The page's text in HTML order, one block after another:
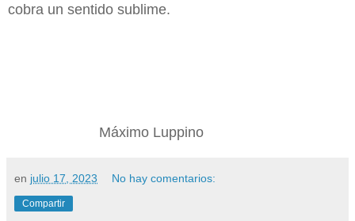
cobra un sentido sublime.
Máximo Luppino
en julio 17, 2023 No hay comentarios:
Compartir